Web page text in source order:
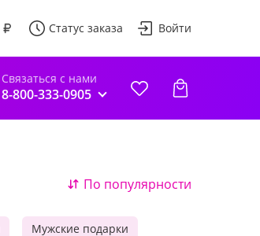
Статус заказа Войти
Связаться с нами
8-800-333-0905
По популярности
Мужские подарки